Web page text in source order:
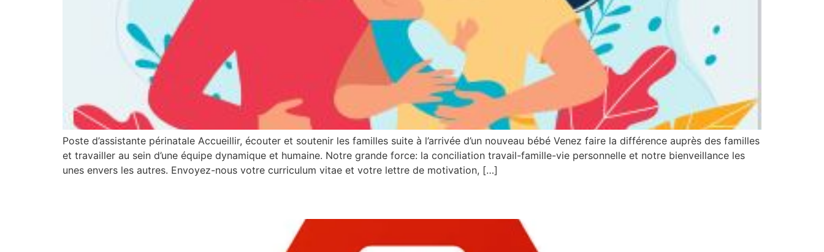
Poste d’assistante périnatale Accueillir, écouter et soutenir les familles suite à l’arrivée d’un nouveau bébé Venez faire la différence auprès des familles
et travailler au sein d’une équipe dynamique et humaine. Notre grande force: la conciliation travail-famille-vie personnelle et notre bienveillance les
unes envers les autres. Envoyez-nous votre curriculum vitae et votre lettre de motivation, […]